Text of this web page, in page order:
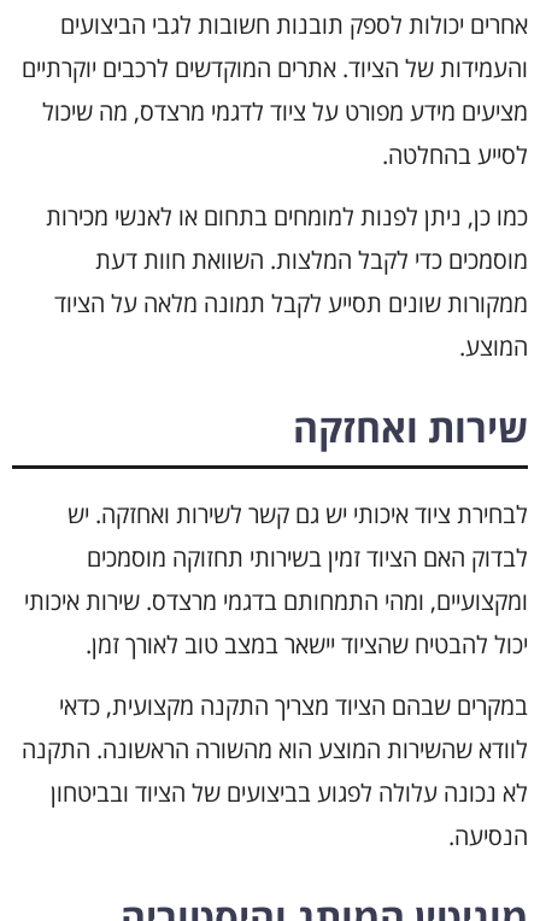
אחרים יכולות לספק תובנות חשובות לגבי הביצועים
והעמידות של הציוד. אתרים המוקדשים לרכבים יוקרתיים
מציעים מידע מפורט על ציוד לדגמי מרצדס, מה שיכול
לסייע בהחלטה.
כמו כן, ניתן לפנות למומחים בתחום או לאנשי מכירות
מוסמכים כדי לקבל המלצות. השוואת חוות דעת
ממקורות שונים תסייע לקבל תמונה מלאה על הציוד
המוצע.
שירות ואחזקה
לבחירת ציוד איכותי יש גם קשר לשירות ואחזקה. יש
לבדוק האם הציוד זמין בשירותי תחזוקה מוסמכים
ומקצועיים, ומהי התמחותם בדגמי מרצדס. שירות איכותי
יכול להבטיח שהציוד יישאר במצב טוב לאורך זמן.
במקרים שבהם הציוד מצריך התקנה מקצועית, כדאי
לוודא שהשירות המוצע הוא מהשורה הראשונה. התקנה
לא נכונה עלולה לפגוע בביצועים של הציוד ובביטחון
הנסיעה.